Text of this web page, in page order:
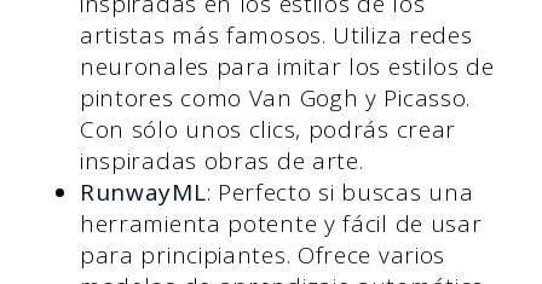
artistas más famosos. Utiliza redes
neuronales para imitar los estilos de
pintores como Van Gogh y Picasso.
Con sólo unos clics, podrás crear
inspiradas obras de arte.
RunwayML: Perfecto si buscas una
herramienta potente y fácil de usar
para principiantes. Ofrece varios